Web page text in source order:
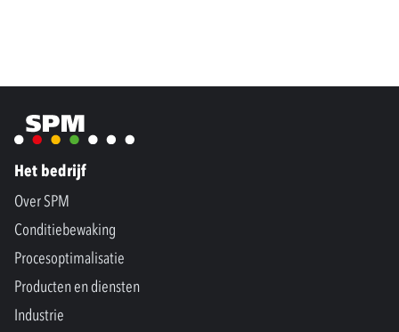
Het bedrijf
Over SPM
Conditiebewaking
Procesoptimalisatie
Producten en diensten
Industrie